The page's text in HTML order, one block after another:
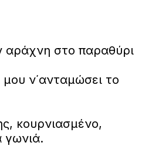
αράχνη στο παραθύρι
ν΄ανταμώσει το
κουρνιασμένο,
γωνιά.